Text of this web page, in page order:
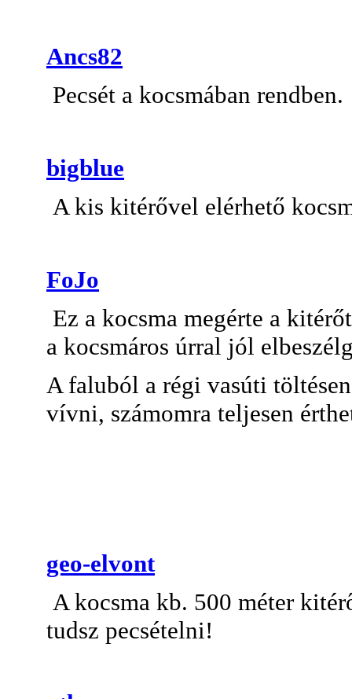
Ancs82
Pecsét a kocsmában rendben.
bigblue
A kis kitérővel elérhető
FoJo
Ez a kocsma megérte a
a kocsmáros úrral jól
A faluból a régi vasúti
vívni, számomra teljesen
geo-elvont
A kocsma kb. 500 méter
tudsz pecsételni!